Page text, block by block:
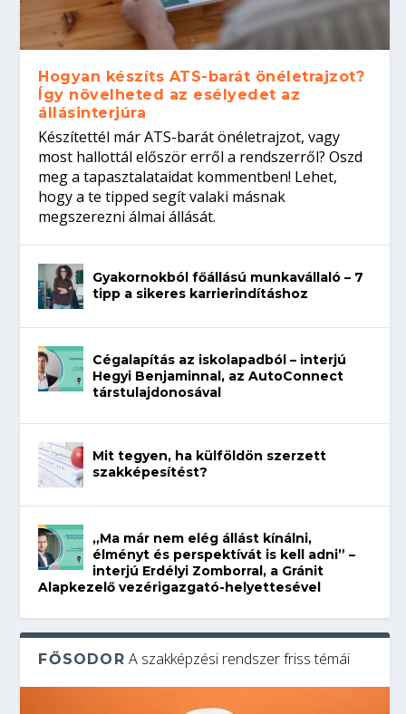
Hogyan készíts ATS-barát önéletrajzot?
Így növelheted az esélyedet az
állásinterjúra
Készítettél már ATS-barát önéletrajzot, vagy
most hallottál először erről a rendszerről? Oszd
meg a tapasztalataidat kommentben! Lehet,
hogy a te tipped segít valaki másnak
megszerezni álmai állását.
Gyakornokból főállású munkavállaló – 7
tipp a sikeres karrierindításhoz
Cégalapítás az iskolapadból – interjú
Hegyi Benjaminnal, az AutoConnect
társtulajdonosával
Mit tegyen, ha külföldön szerzett
szakképesítést?
„Ma már nem elég állást kínálni,
élményt és perspektívát is kell adni” –
interjú Erdélyi Zomborral, a Gránit
Alapkezelő vezérigazgató-helyettesével
FŐSODOR A szakképzési rendszer friss témái